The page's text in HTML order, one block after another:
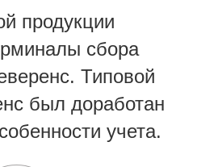
продукции
сбора
Типовой
был доработан
учета.